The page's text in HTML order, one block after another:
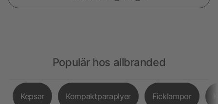
Populär hos allbranded
Kepsar Kompaktparaplyer Ficklampor